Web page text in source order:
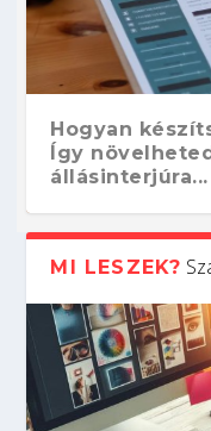
Hogyan
Így
állásinterjúra...
MI LESZEK?